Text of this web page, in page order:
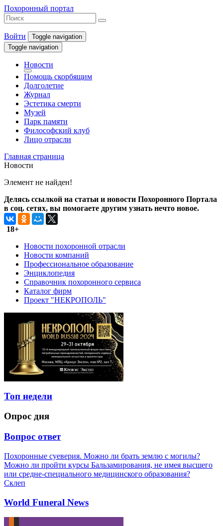
Похоронный портал
Войти
Toggle navigation
Toggle navigation
Новости
Помощь скорбящим
Долголетие
Журнал
Эстетика смерти
Музей
Парк памяти
Философский клуб
Лицо отрасли
Главная страница
Новости
Элемент не найден!
Делясь ссылкой на статьи и новости Похоронного Портала
в соц. сетях, вы помогаете другим узнать нечто новое.
18+
Новости похоронной отрасли
Новости компаний
Профессиональное образование
Энциклопедия
Справочник похоронного сервиса
Каталог фирм
Проект "НЕКРОПОЛЬ"
Топ недели
Опрос дня
Вопрос ответ
Похоронные суеверия. Можно ли брать землю с могилы?
Можно ли пройти курсы Бальзамирования, не имея высшего
или средне-специального медицинского образования?
Склеп
World Funeral News